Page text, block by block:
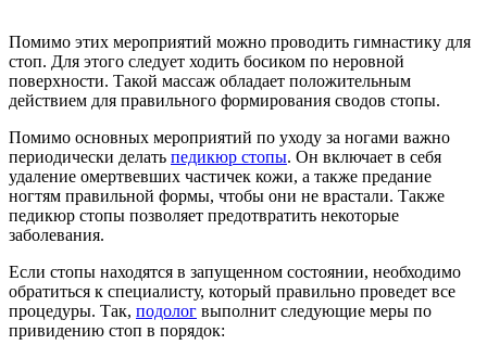
Помимо этих мероприятий можно проводить гимнастику для
стоп. Для этого следует ходить босиком по неровной
поверхности. Такой массаж обладает положительным
действием для правильного формирования сводов стопы.
Помимо основных мероприятий по уходу за ногами важно
периодически делать педикюр стопы. Он включает в себя
удаление омертвевших частичек кожи, а также предание
ногтям правильной формы, чтобы они не врастали. Также
педикюр стопы позволяет предотвратить некоторые
заболевания.
Если стопы находятся в запущенном состоянии, необходимо
обратиться к специалисту, который правильно проведет все
процедуры. Так, подолог выполнит следующие меры по
привидению стоп в порядок: